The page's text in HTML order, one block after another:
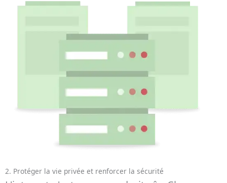
2. Protéger la vie privée et renforcer la sécurité